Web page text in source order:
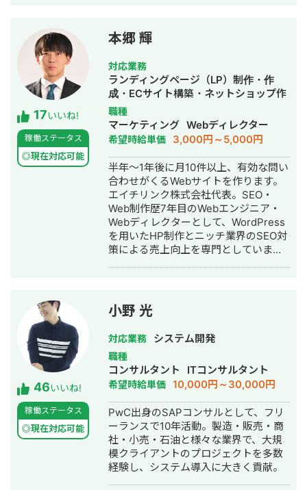
由度高くシステムを作ることができま
す。 GAS、Appsheetの経験が豊富な
私に開発をお任せ頂ければ、御社の業
務の効率化に貢献することが可能で
す。是非宜しくお願い致します。 【無
料ヒアリング】 ★無料ヒアリング予約
フォーム★
https://forms.gle/f7DVaUkwYAMdyMxf7
17いいね!
稼働ステータス
◎現在対応可能
本郷 輝
対応業務
ランディングページ（LP）制作・作
成・ECサイト構築・ネットショップ作
成代行・SEO対策・記事作成代行・ラ
イティング・ホームページ制作・作
成・オウンドメディア制作・構築・運
用代行
職種
マーケティング Webディレクター
希望時給単価 3,000円～5,000円
半年～1年後に月10件以上、有効な問い
合わせがくるWebサイトを作ります。
エイチリンク株式会社代表。SEO・
Web制作歴7年目のWebエンジニア・
Webディレクターとして、WordPress
を用いたHP制作とニッチ業界のSEO対
策による売上向上を専門としていま
した。SEO対策においては、ゼロから
立ち上げた新規サイトをニッチ市場で
サービスキーワード検索1位に導き、月
間1.5万PV、月商500万円の売上を実現
した実績があります。 エンジニア知識
を持ったSEOディレクターとして、大
量のページを作成するようないわゆる
データベース型のサイトの構築も得意
です。 競合が対応しきれないような細
かいキーワードまで対策して、お問合
せにつなげる戦略でお客様の売上に貢
献します。 少し珍しいキャリアの特徴
として、Fリーグ（フットサル日本トッ
プリーグ）のエスポラーダ北海道、バ
46いいね!
稼働ステータス
◎現在対応可能
小野 光
対応業務 システム開発
職種
コンサルタント ITコンサルタント
希望時給単価 10,000円～30,000円
PwC出身のSAPコンサルとして、フリ
ーランスで10年活動。製造・販売・商
社・小売・石油と様々な業界で、大規
模クライアントのプロジェクトを多数
経験し、システム導入に大きく貢献。